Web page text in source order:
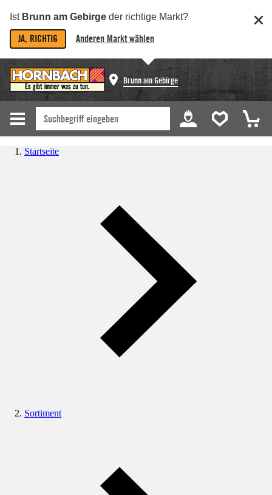
Ist Brunn am Gebirge der richtige Markt?
JA, RICHTIG Anderen Markt wählen
Brunn am Gebirge
Startseite
Sortiment